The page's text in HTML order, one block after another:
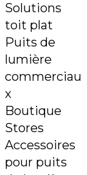
Solutions
toit plat
Puits de
lumière
commerciau
x
Boutique
Stores
Accessoires
pour puits